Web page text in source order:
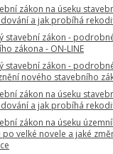
zákon na úseku
a jak probíhá
stavební zákon -
zákona - ON-LINE
stavební zákon -
nového stavebního
zákon na úseku
a jak probíhá
zákon na úseku
velké novele a jaké